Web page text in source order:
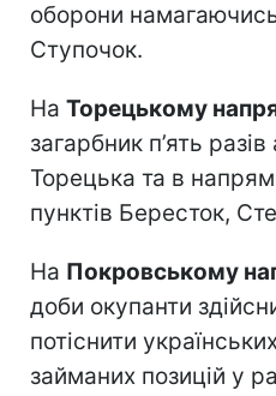
оборони
Ступочок.
На Торецькому
загарбник п’ять
Торецька та в
пунктів Бересток,
На Покровському
доби окупанти
потіснити
займаних позицій у